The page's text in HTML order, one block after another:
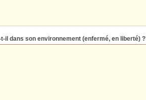
il dans son environnement (enfermé, en liberté) ?